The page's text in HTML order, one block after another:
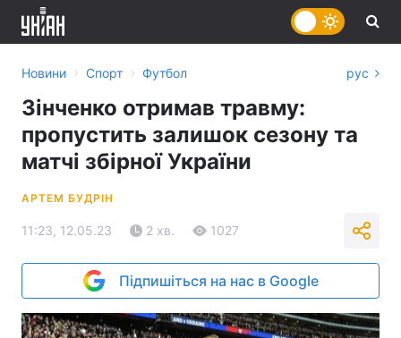
Новини › Спорт › Футбол рус
Зінченко отримав травму:
пропустить залишок сезону та
матчі збірної України
АРТЕМ БУДРІН
11:23, 12.05.23 2 хв. 1027
Підпишіться на нас в Google